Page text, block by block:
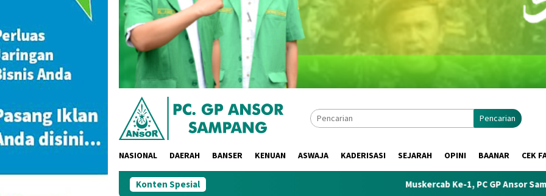
Pencarian
NASIONAL DAERAH BANSER KENUAN ASWAJA KADERISASI SEJARAH OPINI BAANAR CEK
Konten Spesial Muskercab Ke-1, PC GP Ansor Sampang Siapkan